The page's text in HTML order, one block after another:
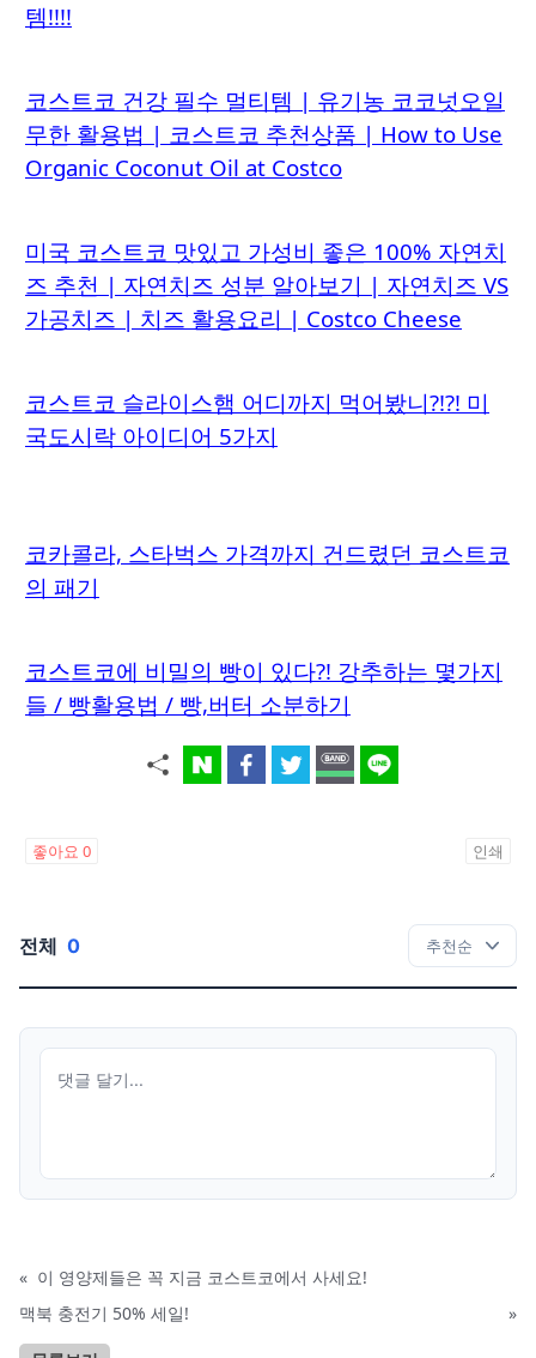
템!!!!
코스트코 건강 필수 멀티템 | 유기농 코코넛오일
무한 활용법 | 코스트코 추천상품 | How to Use
Organic Coconut Oil at Costco
미국 코스트코 맛있고 가성비 좋은 100% 자연치
즈 추천 | 자연치즈 성분 알아보기 | 자연치즈 VS
가공치즈 | 치즈 활용요리 | Costco Cheese
코스트코 슬라이스햄 어디까지 먹어봤니?!?! 미
국도시락 아이디어 5가지
코카콜라, 스타벅스 가격까지 건드렸던 코스트코
의 패기
코스트코에 비밀의 빵이 있다?! 강추하는 몇가지
들 / 빵활용법 / 빵,버터 소분하기
좋아요 0 인쇄
전체 0
« 이 영양제들은 꼭 지금 코스트코에서 사세요!
맥북 충전기 50% 세일!
»